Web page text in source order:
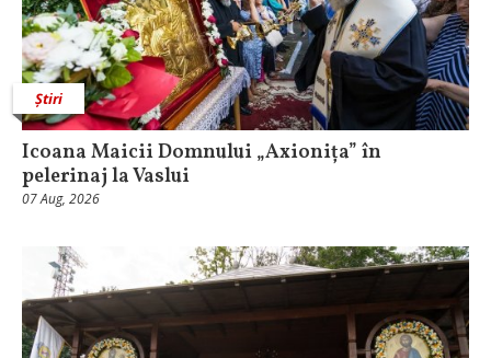
Știri
Icoana Maicii Domnului „Axionița” în
pelerinaj la Vaslui
07 Aug, 2026